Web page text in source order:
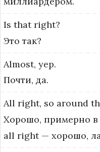
Is that right?
Это так?
Almost, yep.
Почти, да.
All right, so around
Хорошо, примерно в
all right — хорошо,